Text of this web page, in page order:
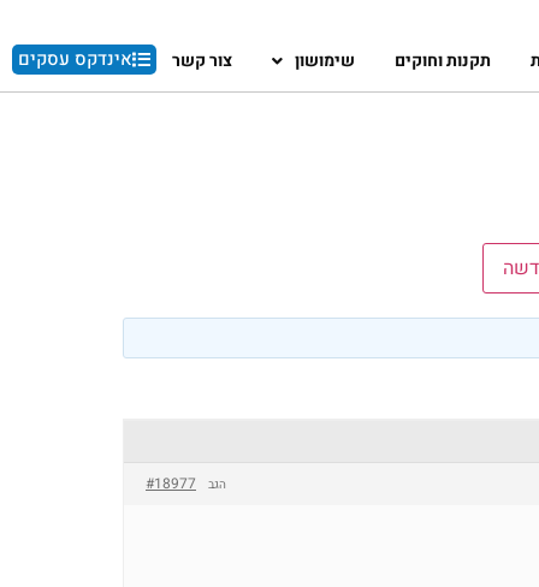
תקנות וחוקים שימושון צור קשר אינדקס עסקים
#18977 הגב